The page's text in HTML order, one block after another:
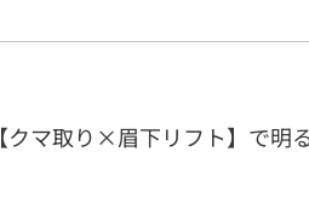
【クマ取り×眉下リフト】で明